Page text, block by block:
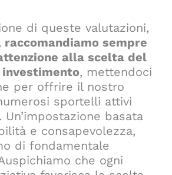
di queste valutazioni,
raccomandiamo sempre
alla scelta del
, mettendoci
per offrire il nostro
sportelli attivi
basata
e consapevolezza,
di fondamentale
che ogni